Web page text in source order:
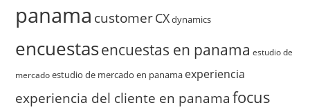
panama customerCXdynamics
encuestasencuestas en panama estudio de
mercado estudio de mercado en panama experiencia
experiencia del cliente en panama focus